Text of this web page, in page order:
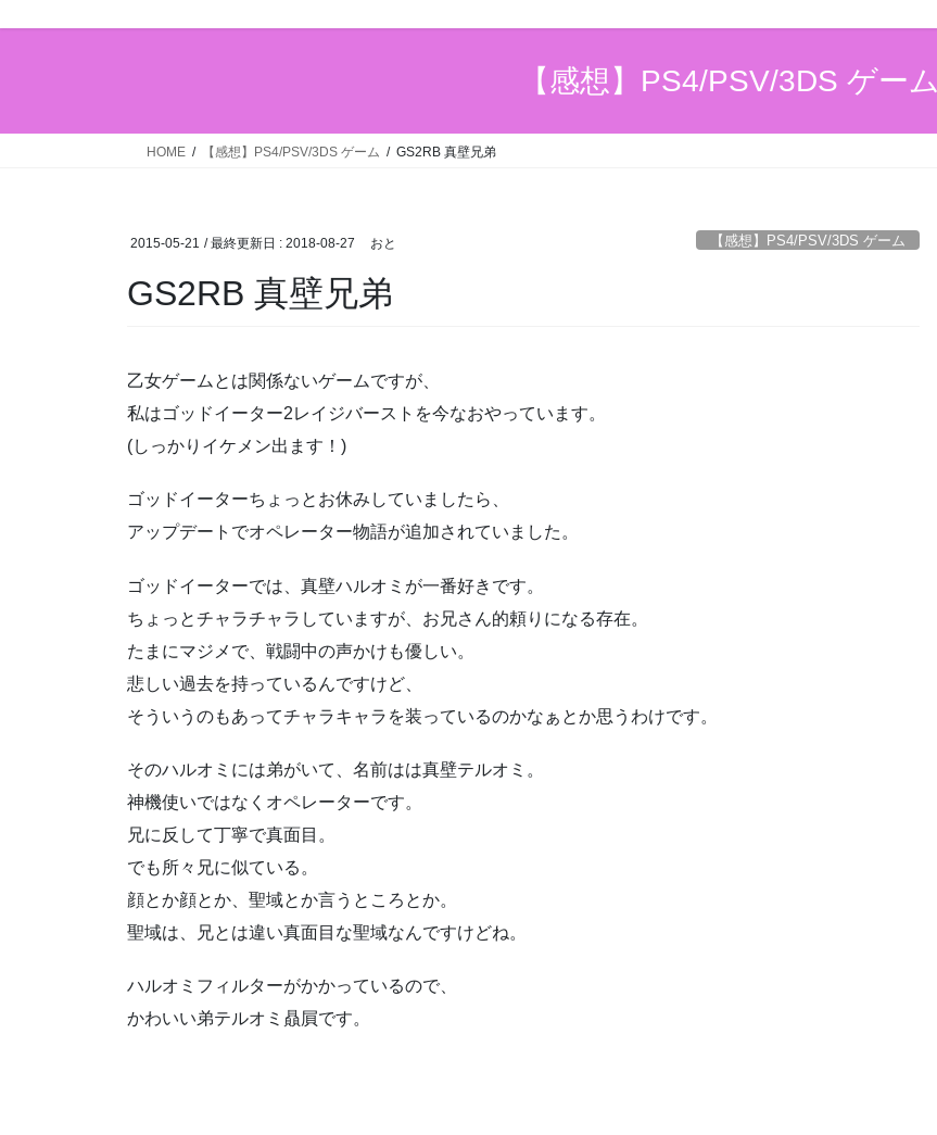
【感想】PS4/PSV/3DS ゲーム
HOME 【感想】PS4/PSV/3DS ゲーム GS2RB 真壁兄弟
2015-05-21 / 最終更新日 : 2018-08-27 おと 【感想】PS4/PSV/3DS ゲーム
GS2RB 真壁兄弟
乙女ゲームとは関係ないゲームですが、
私はゴッドイーター2レイジバーストを今なおやっています。
(しっかりイケメン出ます！)
ゴッドイーターちょっとお休みしていましたら、
アップデートでオペレーター物語が追加されていました。
ゴッドイーターでは、真壁ハルオミが一番好きです。
ちょっとチャラチャラしていますが、お兄さん的頼りになる存在。
たまにマジメで、戦闘中の声かけも優しい。
悲しい過去を持っているんですけど、
そういうのもあってチャラキャラを装っているのかなぁとか思うわけです。
そのハルオミには弟がいて、名前はは真壁テルオミ。
神機使いではなくオペレーターです。
兄に反して丁寧で真面目。
でも所々兄に似ている。
顔とか顔とか、聖域とか言うところとか。
聖域は、兄とは違い真面目な聖域なんですけどね。
ハルオミフィルターがかかっているので、
かわいい弟テルオミ贔屓です。